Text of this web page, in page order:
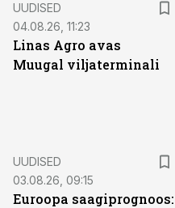
UUDISED
04.08.26, 11:23
Linas Agro avas
Muugal viljaterminali
UUDISED
03.08.26, 09:15
Euroopa saagiprognoos: